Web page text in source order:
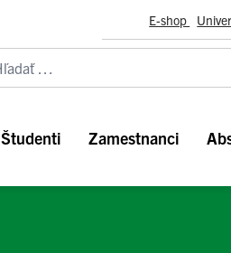
E-shop
Študenti Zamestnanci